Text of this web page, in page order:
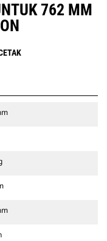
762 MM